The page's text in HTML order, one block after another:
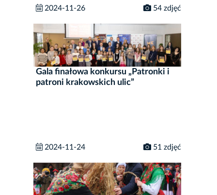
2024-11-26 54 zdjęć
Gala finałowa konkursu „Patronki i
patroni krakowskich ulic”
2024-11-24 51 zdjęć